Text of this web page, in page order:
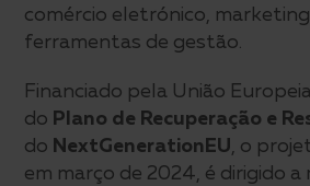
comércio eletrónico,
ferramentas de gestão.
Financiado pela União
do Plano de Recuperação e
do NextGenerationEU, o
em março de 2024, é dirigido a